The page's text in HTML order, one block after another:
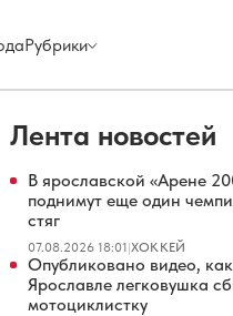
Рубрики
Лента новостей
В ярославской «Арене
поднимут еще один
стяг
07.08.2026 18:01|ХОККЕЙ
Опубликовано видео,
Ярославле легковушка
мотоциклистку